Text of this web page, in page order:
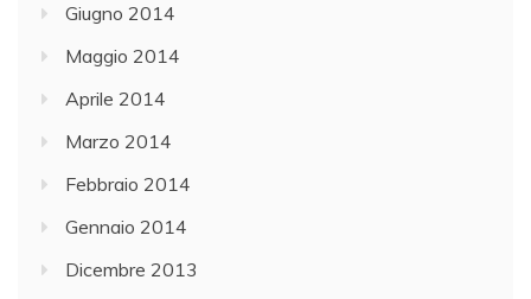
Giugno 2014
Maggio 2014
Aprile 2014
Marzo 2014
Febbraio 2014
Gennaio 2014
Dicembre 2013